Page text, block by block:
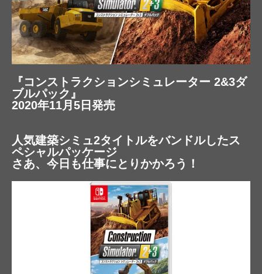
『コンストラクションシミュレーター 2&3ダ
ブルパック』
2020年11月5日発売
人気建築シミュ2タイトルをバンドルしたス
ペシャルパッケージ
さあ、今日も仕事にとりかかろう！